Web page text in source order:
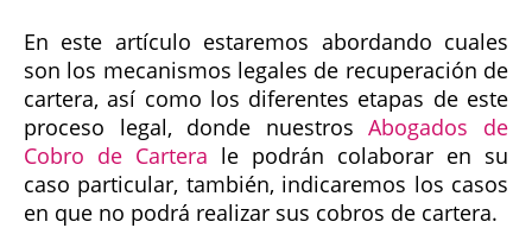
En este artículo estaremos abordando cuales
son los mecanismos legales de recuperación de
cartera, así como los diferentes etapas de este
proceso legal, donde nuestrosAbogados de
Cobro de Cartera le podrán colaborar en su
caso particular, también, indicaremos los casos
en que no podrá realizar sus cobros de cartera.